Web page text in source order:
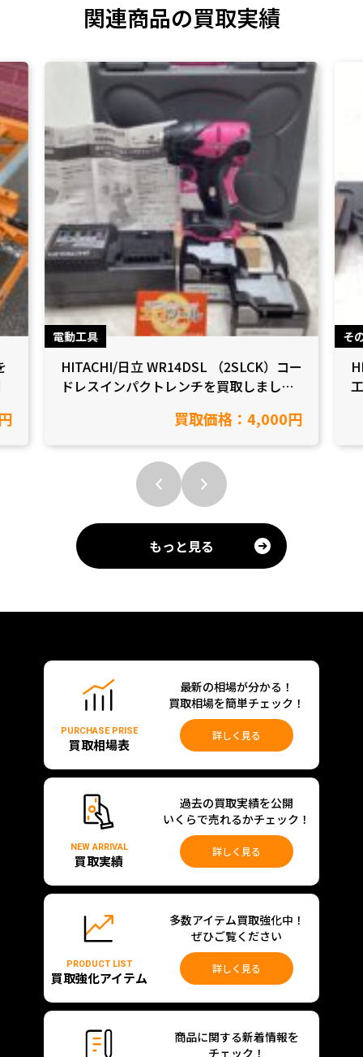
関連商品の買取実績
電動工具
HITACHI/日立 WR14DSL （2SLCK）コー
ドレスインパクトレンチを買取しました
買取価格：4,000円
そ
もっと見る
PURCHASE PRISE
買取相場表
最新の相場が分かる！
買取相場を簡単チェック！
詳しく見る
NEW ARRIVAL
買取実績
過去の買取実績を公開
いくらで売れるかチェック！
詳しく見る
PRODUCT LIST
買取強化アイテム
多数アイテム買取強化中！
ぜひご覧ください
詳しく見る
商品に関する新着情報を
チェック！